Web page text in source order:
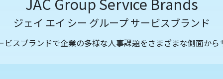
ジェイ エイ シー グループ サービスブランド
ビスブランドで企業の多様な人事課題をさまざまな側面から